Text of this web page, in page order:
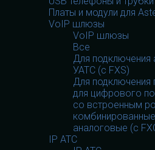
Платы и модули для
VoIP шлюзы
VoIP шлюзы
Все
Для подключения
УАТС (с FXS)
Для подключения
для цифрового
со встроенным
комбинированные
аналоговые (с
IP АТС